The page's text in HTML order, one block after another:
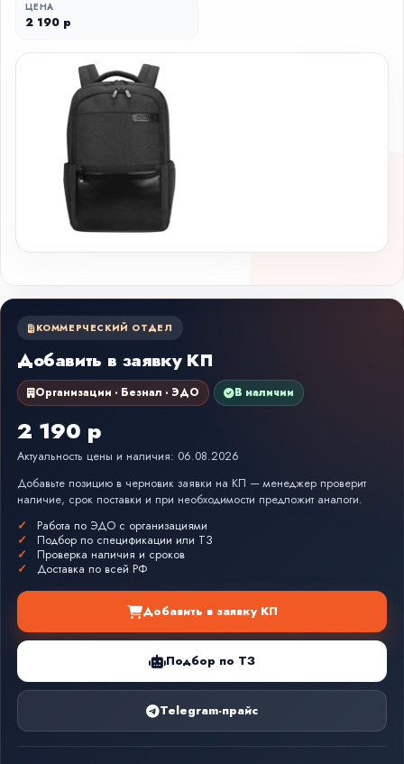
ЦЕНА
2 190 р
КОММЕРЧЕСКИЙ ОТДЕЛ
Добавить в заявку КП
Организации · Безнал · ЭДО В наличии
2 190 р
Актуальность цены и наличия: 06.08.2026
Добавьте позицию в черновик заявки на КП — менеджер проверит
наличие, срок поставки и при необходимости предложит аналоги.
Работа по ЭДО с организациями
Подбор по спецификации или ТЗ
Проверка наличия и сроков
Доставка по всей РФ
Добавить в заявку КП
Подбор по ТЗ
Telegram-прайс